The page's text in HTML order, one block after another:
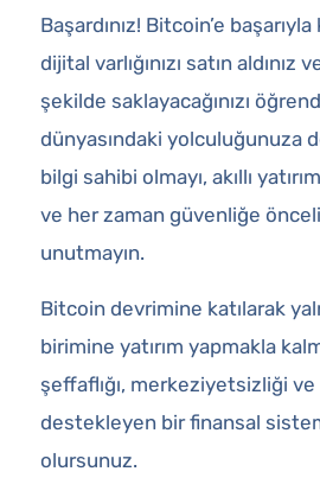
Başardınız! Bitcoin’e
dijital varlığınızı satın aldınız
şekilde saklayacağınızı
dünyasındaki yolculuğunuza
bilgi sahibi olmayı, akıllı
ve her zaman güvenliğe
unutmayın.
Bitcoin devrimine katılarak
birimine yatırım yapmakla
şeffaflığı, merkeziyetsizliği
destekleyen bir finansal
olursunuz.